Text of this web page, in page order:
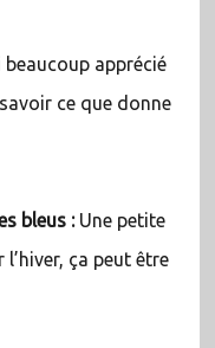
beaucoup apprécié
ce que donne
bleus :Une petite
ça peut être